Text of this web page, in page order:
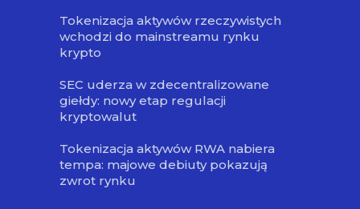
Tokenizacja aktywów rzeczywistych
wchodzi do mainstreamu rynku
krypto
SEC uderza w zdecentralizowane
giełdy: nowy etap regulacji
kryptowalut
Tokenizacja aktywów RWA nabiera
tempa: majowe debiuty pokazują
zwrot rynku